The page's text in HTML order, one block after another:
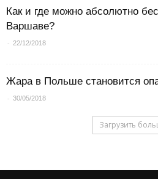
Как и где можно абсолютно
Варшаве?
- 22/12/2018
Жара в Польше становится
- 30/05/2018
Загрузить